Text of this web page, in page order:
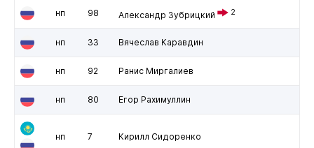
нп 98 Александр Зубрицкий 2
нп 33 Вячеслав Каравдин
нп 92 Ранис Миргалиев
нп 80 Егор Рахимуллин
нп 7 Кирилл Сидоренко